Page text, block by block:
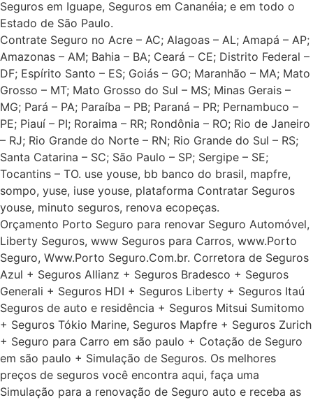
Seguros em Iguape, Seguros em Cananéia; e em todo o
Estado de São Paulo.
Contrate Seguro no Acre – AC; Alagoas – AL; Amapá – AP;
Amazonas – AM; Bahia – BA; Ceará – CE; Distrito Federal –
DF; Espírito Santo – ES; Goiás – GO; Maranhão – MA; Mato
Grosso – MT; Mato Grosso do Sul – MS; Minas Gerais –
MG; Pará – PA; Paraíba – PB; Paraná – PR; Pernambuco –
PE; Piauí – PI; Roraima – RR; Rondônia – RO; Rio de Janeiro
– RJ; Rio Grande do Norte – RN; Rio Grande do Sul – RS;
Santa Catarina – SC; São Paulo – SP; Sergipe – SE;
Tocantins – TO. use youse, bb banco do brasil, mapfre,
sompo, yuse, iuse youse, plataforma Contratar Seguros
youse, minuto seguros, renova ecopeças.
Orçamento Porto Seguro para renovar Seguro Automóvel,
Liberty Seguros, www Seguros para Carros, www.Porto
Seguro, Www.Porto Seguro.Com.br. Corretora de Seguros
Azul + Seguros Allianz + Seguros Bradesco + Seguros
Generali + Seguros HDI + Seguros Liberty + Seguros Itaú
Seguros de auto e residência + Seguros Mitsui Sumitomo
+ Seguros Tókio Marine, Seguros Mapfre + Seguros Zurich
+ Seguro para Carro em são paulo + Cotação de Seguro
em são paulo + Simulação de Seguros. Os melhores
preços de seguros você encontra aqui, faça uma
Simulação para a renovação de Seguro auto e receba as